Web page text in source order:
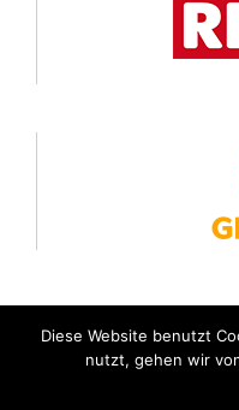
© 24 Stunden von
Diese Website benutzt
nutzt, gehen wir